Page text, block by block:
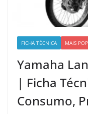
FICHA TÉCNICA MAIS
Yamaha
| Ficha
Consumo,